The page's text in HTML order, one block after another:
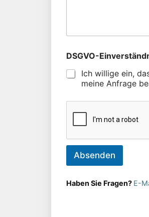
DSGVO-
Ich willige ein,
meine Anfrage
Absenden
Haben Sie Fragen? E-